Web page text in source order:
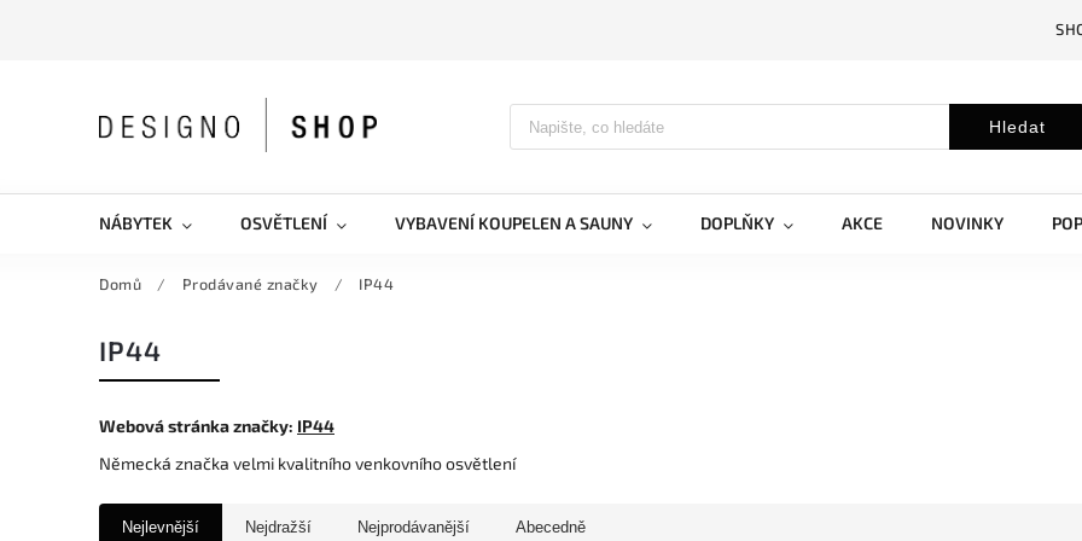
Hledat
NÁBYTEK OSVĚTLENÍ VYBAVENÍ KOUPELEN A SAUNY DOPLŇKY AKCE NOVINKY
Domů / Prodávané značky / IP44
IP44
Webová stránka značky: IP44
Německá značka velmi kvalitního venkovního osvětlení
Nejlevnější Nejdražší Nejprodávanější Abecedně